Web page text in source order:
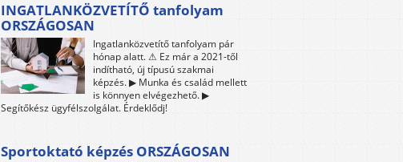
INGATLANKÖZVETÍTŐ tanfolyam
ORSZÁGOSAN
Ingatlanközvetítő tanfolyam pár
hónap alatt. ⚠ Ez már a 2021-től
indítható, új típusú szakmai
képzés. ▶ Munka és család mellett
is könnyen elvégezhető. ▶
Segítőkész ügyfélszolgálat. Érdeklődj!
Sportoktató képzés ORSZÁGOSAN